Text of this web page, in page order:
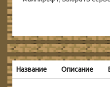
Название Описание